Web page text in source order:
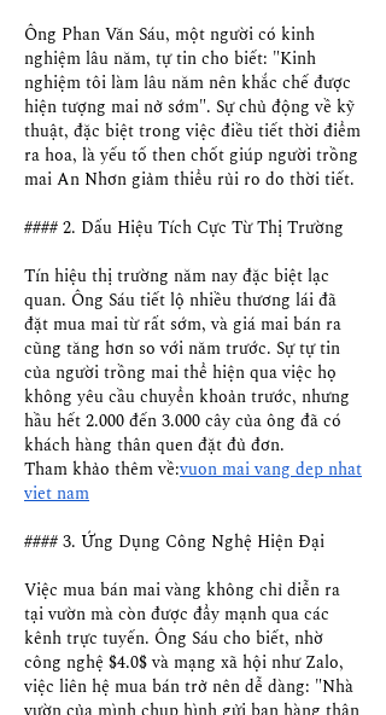
Ông Phan Văn Sáu, một người có kinh
nghiệm lâu năm, tự tin cho biết: "Kinh
nghiệm tôi làm lâu năm nên khắc chế được
hiện tượng mai nở sớm". Sự chủ động về kỹ
thuật, đặc biệt trong việc điều tiết thời điểm
ra hoa, là yếu tố then chốt giúp người trồng
mai An Nhơn giảm thiểu rủi ro do thời tiết.
#### 2. Dấu Hiệu Tích Cực Từ Thị Trường
Tín hiệu thị trường năm nay đặc biệt lạc
quan. Ông Sáu tiết lộ nhiều thương lái đã
đặt mua mai từ rất sớm, và giá mai bán ra
cũng tăng hơn so với năm trước. Sự tự tin
của người trồng mai thể hiện qua việc họ
không yêu cầu chuyển khoản trước, nhưng
hầu hết 2.000 đến 3.000 cây của ông đã có
khách hàng thân quen đặt đủ đơn.
Tham khảo thêm về:vuon mai vang dep nhat
viet nam
#### 3. Ứng Dụng Công Nghệ Hiện Đại
Việc mua bán mai vàng không chỉ diễn ra
tại vườn mà còn được đẩy mạnh qua các
kênh trực tuyến. Ông Sáu cho biết, nhờ
công nghệ $4.0$ và mạng xã hội như Zalo,
việc liên hệ mua bán trở nên dễ dàng: "Nhà